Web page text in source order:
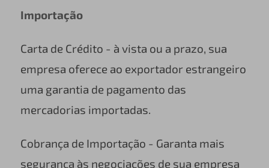
Importação
Carta de Crédito - à vista ou a prazo, sua
empresa oferece ao exportador estrangeiro
uma garantia de pagamento das
mercadorias importadas.
Cobrança de Importação - Garanta mais
segurança às negociações de sua empresa